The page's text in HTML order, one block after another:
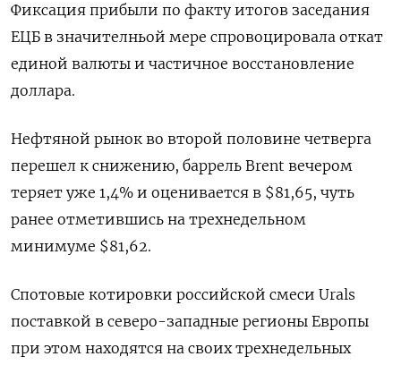
Фиксация прибыли по факту итогов заседания
ЕЦБ в значителньой мере спровоцировала откат
единой валюты и частичное восстановление
доллара.
Нефтяной рынок во второй половине четверга
перешел к снижению, баррель Brent вечером
теряет уже 1,4% и оценивается в $81,65, чуть
ранее отметившись на трехнедельном
минимуме $81,62.
Спотовые котировки российской смеси Urals
поставкой в северо-западные регионы Европы
при этом находятся на своих трехнедельных